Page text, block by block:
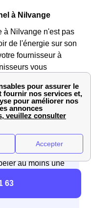
à Nilvange
à Nilvange n'est pas
de l'énergie sur son
fournisseur à
vous
y prendre trop
au moins une
63